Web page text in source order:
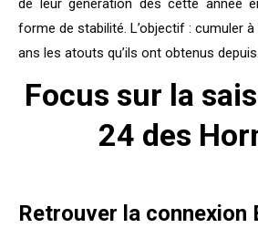
de leur génération dès cette année
forme de stabilité. L’objectif : cumuler à
ans les atouts qu’ils ont obtenus depuis.
Focus sur la
24 des
Retrouver la connexion